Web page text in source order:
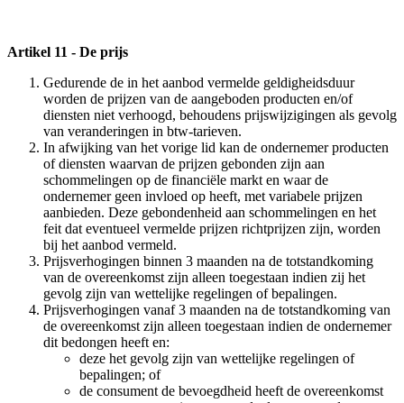
Artikel 11 - De prijs
Gedurende de in het aanbod vermelde geldigheidsduur
worden de prijzen van de aangeboden producten en/of
diensten niet verhoogd, behoudens prijswijzigingen als gevolg
van veranderingen in btw-tarieven.
In afwijking van het vorige lid kan de ondernemer producten
of diensten waarvan de prijzen gebonden zijn aan
schommelingen op de financiële markt en waar de
ondernemer geen invloed op heeft, met variabele prijzen
aanbieden. Deze gebondenheid aan schommelingen en het
feit dat eventueel vermelde prijzen richtprijzen zijn, worden
bij het aanbod vermeld.
Prijsverhogingen binnen 3 maanden na de totstandkoming
van de overeenkomst zijn alleen toegestaan indien zij het
gevolg zijn van wettelijke regelingen of bepalingen.
Prijsverhogingen vanaf 3 maanden na de totstandkoming van
de overeenkomst zijn alleen toegestaan indien de ondernemer
dit bedongen heeft en:
deze het gevolg zijn van wettelijke regelingen of
bepalingen; of
de consument de bevoegdheid heeft de overeenkomst